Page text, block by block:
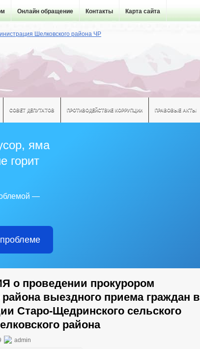
Онлайн обращение Контакты Карта сайта
СОВЕТ ДЕПУТАТОВ ПРОТИВОДЕЙСТВИЕ КОРРУПЦИИ ПРАВОВЫЕ АКТЫ
яма
горит
—
проведении прокурором
выездного приема граждан в
Старо-Щедринского сельского
района
admin